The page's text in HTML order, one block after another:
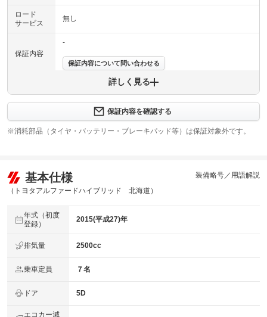
ロード
サービス
無し
保証内容
-
保証内容について問い合わせる
上限金額
保証修理
受付先
-
法定整備
について
詳しく見る
保証内容を確認する
※消耗部品（タイヤ・バッテリー・ブレーキパッド等）は保証対象外です。
基本仕様
（トヨタアルファードハイブリッド 北海道）
装備略号／用語解説
年式（初度
登録）
2015(平成27)年
排気量 2500cc
乗車定員 ７名
ドア 5D
エコカー減